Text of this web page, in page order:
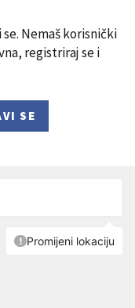
Nemaš korisnički
registriraj se i
SE